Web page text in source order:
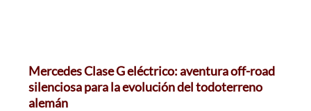
Mercedes Clase G eléctrico: aventura off-road
silenciosa para la evolución del todoterreno
alemán